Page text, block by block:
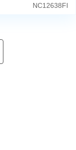
NC12638FI